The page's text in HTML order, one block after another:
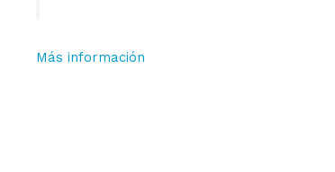
Más información